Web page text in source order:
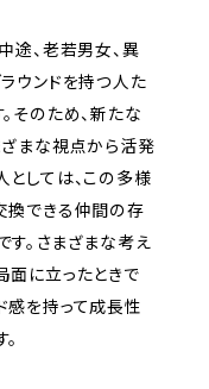
途、老若男女、異
ウンドを持つ人た
そのため、新たな
ざまな視点から活発
しては、この多様
換できる仲間の存
。さまざまな考え
面に立ったときで
感を持って成長性